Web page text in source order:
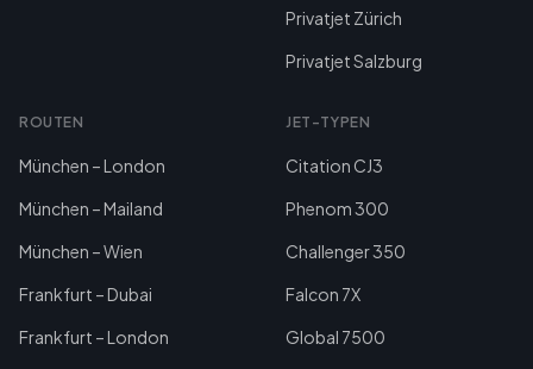
Privatjet Zürich
Privatjet Salzburg
ROUTEN
München – London
München – Mailand
München – Wien
Frankfurt – Dubai
Frankfurt – London
JET-TYPEN
Citation CJ3
Phenom 300
Challenger 350
Falcon 7X
Global 7500